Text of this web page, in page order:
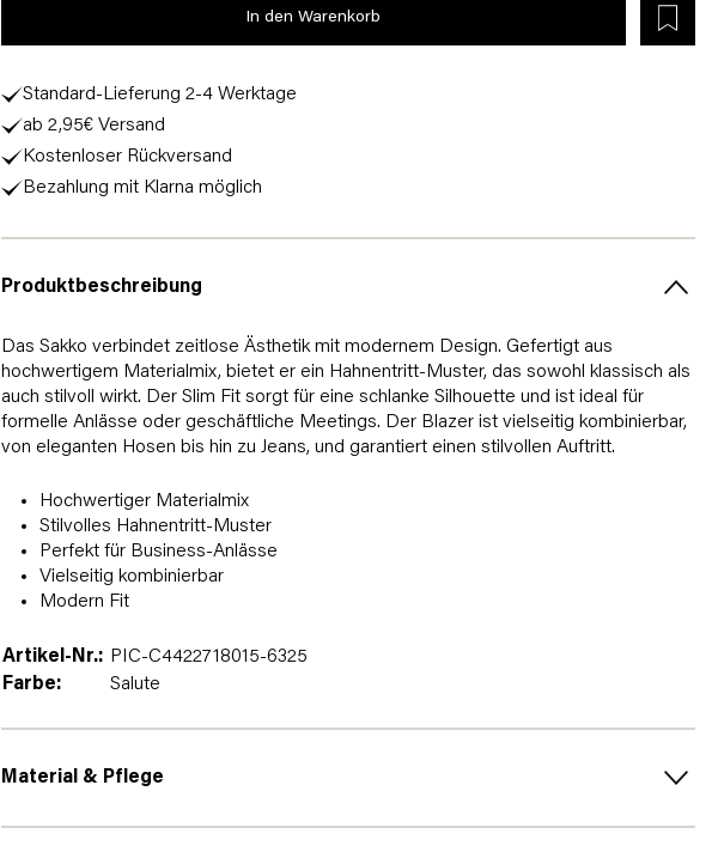
In den Warenkorb
Standard-Lieferung 2-4 Werktage
ab 2,95€ Versand
Kostenloser Rückversand
Bezahlung mit Klarna möglich
Produktbeschreibung
Das Sakko verbindet zeitlose Ästhetik mit modernem Design. Gefertigt aus
hochwertigem Materialmix, bietet er ein Hahnentritt-Muster, das sowohl klassisch als
auch stilvoll wirkt. Der Slim Fit sorgt für eine schlanke Silhouette und ist ideal für
formelle Anlässe oder geschäftliche Meetings. Der Blazer ist vielseitig kombinierbar,
von eleganten Hosen bis hin zu Jeans, und garantiert einen stilvollen Auftritt.
Hochwertiger Materialmix
Stilvolles Hahnentritt-Muster
Perfekt für Business-Anlässe
Vielseitig kombinierbar
Modern Fit
Artikel-Nr.: PIC-C4422718015-6325
Farbe:
Salute
Material & Pflege